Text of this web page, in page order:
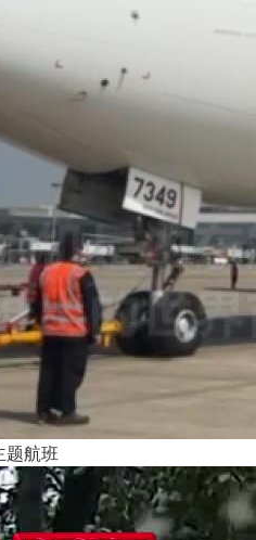
题航班